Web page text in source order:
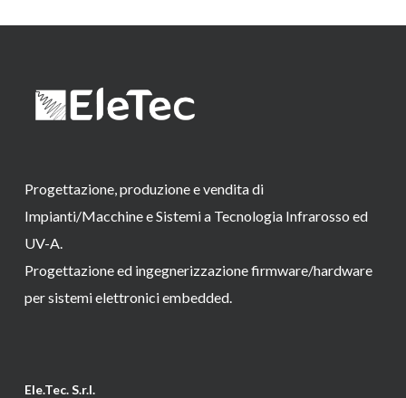
Progettazione, produzione e vendita di
Impianti/Macchine e Sistemi a Tecnologia Infrarosso ed
UV-A.
Progettazione ed ingegnerizzazione firmware/hardware
per sistemi elettronici embedded.
Ele.Tec. S.r.l.